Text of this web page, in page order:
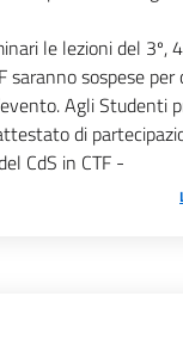
le lezioni del 3º,
saranno sospese
Agli Studenti
di
CdS in CTF -